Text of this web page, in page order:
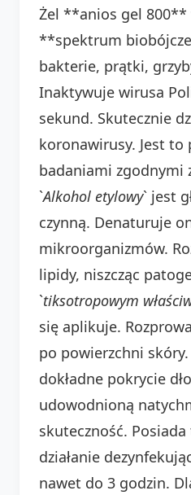
Żel **anios gel 800**
**spektrum
bakterie, prątki,
Inaktywuje wirusa
sekund. Skutecznie
koronawirusy. Jest to
badaniami zgodnymi
`Alkohol etylowy` jest
czynną. Denaturuje
mikroorganizmów.
lipidy, niszcząc
`tiksotropowym
się aplikuje.
po powierzchni
dokładne pokrycie
udowodnioną
skuteczność. Posiada
działanie
nawet do 3 godzin.